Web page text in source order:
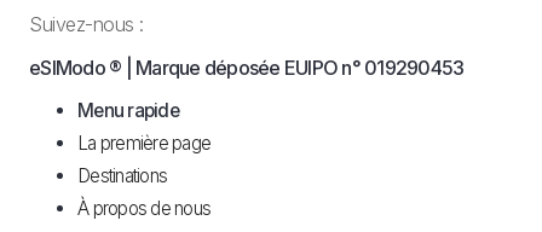
Suivez-nous :
eSIModo ® | Marque déposée EUIPO n° 019290453
Menu rapide
La première page
Destinations
À propos de nous